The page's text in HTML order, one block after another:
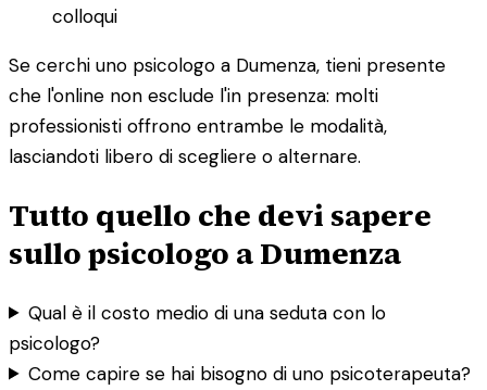
colloqui
Se cerchi uno psicologo a Dumenza, tieni presente
che l'online non esclude l'in presenza: molti
professionisti offrono entrambe le modalità,
lasciandoti libero di scegliere o alternare.
Tutto quello che devi sapere
sullo psicologo a Dumenza
Qual è il costo medio di una seduta con lo
psicologo?
Come capire se hai bisogno di uno psicoterapeuta?